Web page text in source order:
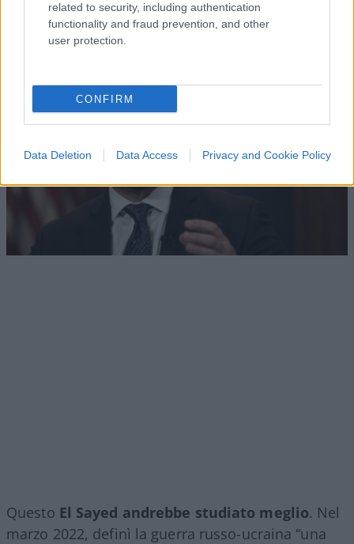
related to security, including authentication
functionality and fraud prevention, and other
user protection.
CONFIRM
Data Deletion Data Access Privacy and Cookie Policy
di Marco Perduca
9 Agosto 2026, 10:08
Questo El Sayed andrebbe studiato meglio. Nel
marzo 2022, definì la guerra russo-ucraina “una